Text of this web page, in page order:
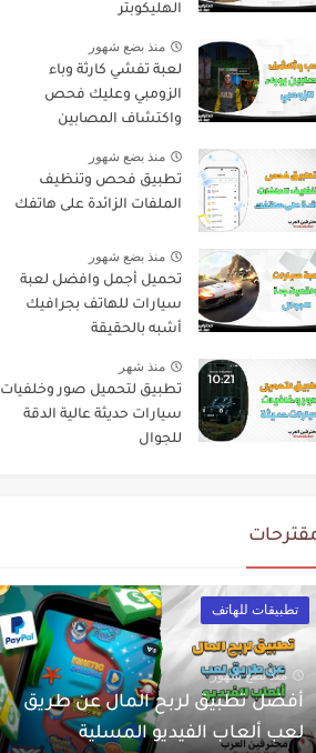
الهليكوبتر
منذ بضع شهور
لعبة تفشي كارثة وباء
الزومبي وعليك فحص
واكتشاف المصابين
منذ بضع شهور
تطبيق فحص وتنظيف
الملفات الزائدة على هاتفك
منذ بضع شهور
تحميل أجمل وافضل لعبة
سيارات للهاتف بجرافيك
أشبه بالحقيقة
منذ شهر
تطبيق لتحميل صور وخلفيات
سيارات حديثة عالية الدقة
للجوال
تطبيقات للهاتف
منذ بضع شهور
أفضل تطبيق لربح المال عن طريق
لعب ألعاب الفيديو المسلية